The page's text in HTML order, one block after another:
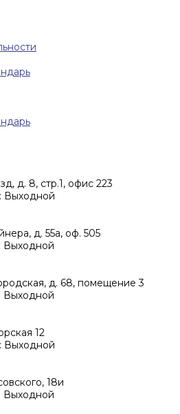
д. 8, стр.1, офис 223
Выходной
д. 55а, оф. 505
Выходной
д. 68, помещение 3
Выходной
12
Выходной
18и
Выходной